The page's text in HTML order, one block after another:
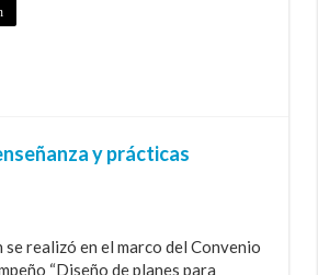
y prácticas
se realizó en el marco del Convenio
“Diseño de planes para